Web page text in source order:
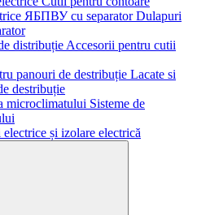
Dulapuri
Accesorii pentru cutii
Lacate si
destribuție
Sisteme de
și izolare electrică